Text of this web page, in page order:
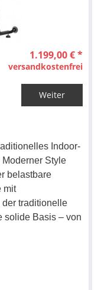
1.199,00 € *
versandkostenfrei
Weiter
Indoor-
Style
belastbare
mit
traditionelle
solide Basis – von